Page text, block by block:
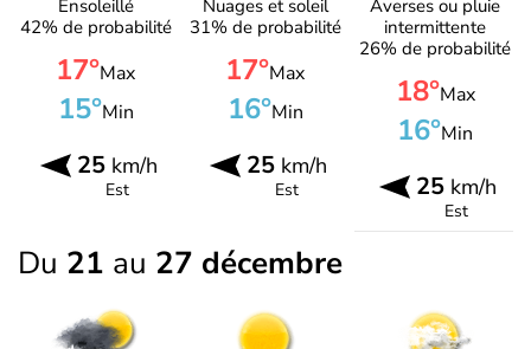
Ensoleillé
42% de probabilité
17°Max
15°Min
25km/h
Est
Nuages et soleil
31% de probabilité
17°Max
16°Min
25km/h
Est
Averses ou pluie
intermittente
26% de probabilité
18°Max
16°Min
25 km/h
Est
Du 21 au 27 décembre